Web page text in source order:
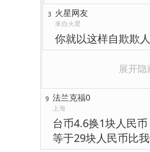
3 火星网友
来自火星
你就以这样自欺欺
展开
9 法兰克福0
上海
台币4.6换1块人民
等于29块人民币比